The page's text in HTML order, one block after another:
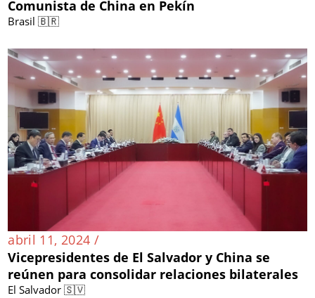
Comunista de China en Pekín
Brasil 🇧🇷
abril 11, 2024 /
Vicepresidentes de El Salvador y China se
reúnen para consolidar relaciones bilaterales
El Salvador 🇸🇻